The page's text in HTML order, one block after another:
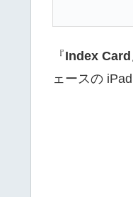
『Index Card
ェースの